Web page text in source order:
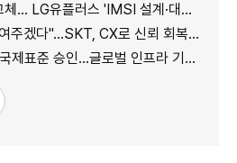
러스 'IMSI 설계·대응 시점' 놓고 갑론을박
겠다"…SKT, CX로 신뢰 회복 나선다
표준 승인…글로벌 인프라 기준 제시